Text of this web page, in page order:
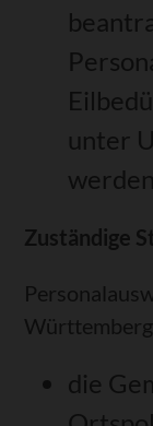
unter
Zuständige
die